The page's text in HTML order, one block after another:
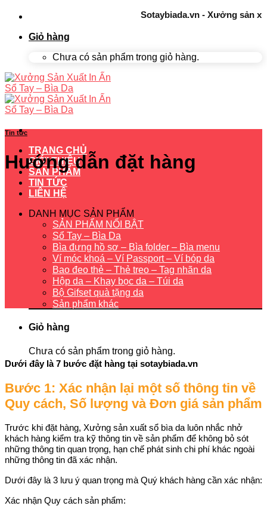
Skip
content
Sotaybiada.vn - Xưởng sản xuất
Giỏ hàng
Chưa có sản phẩm trong giỏ hàng.
TRANG CHỦ
GIỚI THIỆU
SẢN PHẨM
TIN TỨC
LIÊN HỆ
DANH MỤC SẢN PHẨM
SẢN PHẨM NỔI BẬT
Sổ Tay – Bìa Da
Bìa đựng hồ sơ – Bìa folder – Bìa menu
Ví móc khoá – Ví Passport – Ví bóp da
Bao đeo thẻ – Thẻ treo – Tag nhãn da
Hộp da – Khay bọc da – Túi da
Bộ Gifset quà tặng da
Sản phẩm khác
Giỏ hàng
Chưa có sản phẩm trong giỏ hàng.
Tin tức
Hướng dẫn đặt hàng
Dưới đây là 7 bước đặt hàng tại sotaybiada.vn
Bước 1: Xác nhận lại một số thông tin về
Quy cách, Số lượng và Đơn giá sản phẩm
Trước khi đặt hàng, Xưởng sản xuất sổ bìa da luôn nhắc nhở
khách hàng kiểm tra kỹ thông tin về sản phẩm để không bỏ sót
những thông tin quan trọng, hạn chế phát sinh chi phí khác ngoài
những thông tin đã xác nhận.
Dưới đây là 3 lưu ý quan trọng mà Quý khách hàng cần xác nhận:
Xác nhận Quy cách sản phẩm: